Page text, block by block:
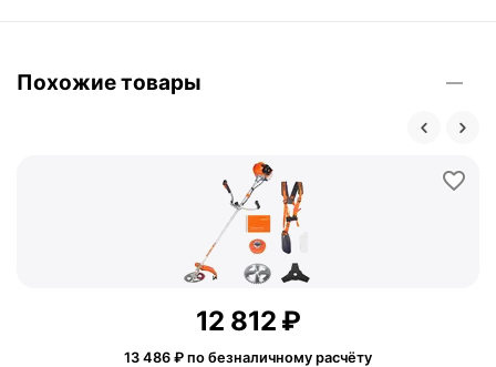
Похожие товары
12 812 ₽
13 486 ₽ по безналичному расчёту